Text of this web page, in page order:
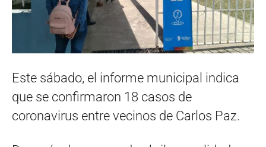
Este sábado, el informe municipal indica
que se confirmaron 18 casos de
coronavirus entre vecinos de Carlos Paz.